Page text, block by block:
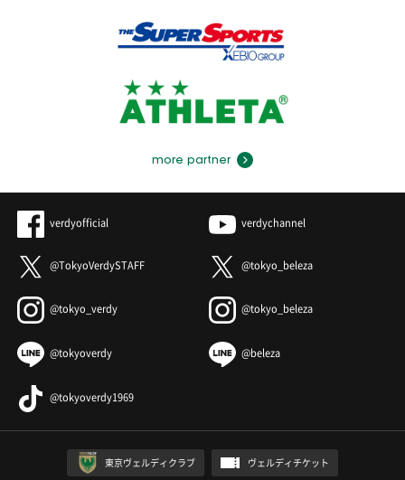
more partner
verdyofficial verdychannel
@TokyoVerdySTAFF @tokyo_beleza
@tokyo_verdy @tokyo_beleza
@tokyoverdy @beleza
@tokyoverdy1969
東京ヴェルディクラブ ヴェルディチケット